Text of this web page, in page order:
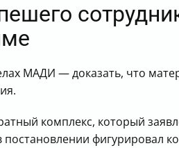
МАДИ — доказать, что
комплекс, который
постановлении фигурировал